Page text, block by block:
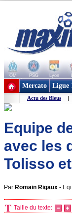
OM PSG Lyon
+ de clubs
Mercato Ligue
Actu des Bleus |
Equipe
avec les
Tolisso
Par Romain Rigaux -
Taille du texte: